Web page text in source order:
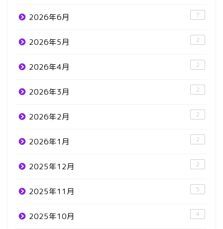
2026年6月 7
2026年5月 2
2026年4月 2
2026年3月 2
2026年2月 2
2026年1月 2
2025年12月 2
2025年11月 5
2025年10月 4